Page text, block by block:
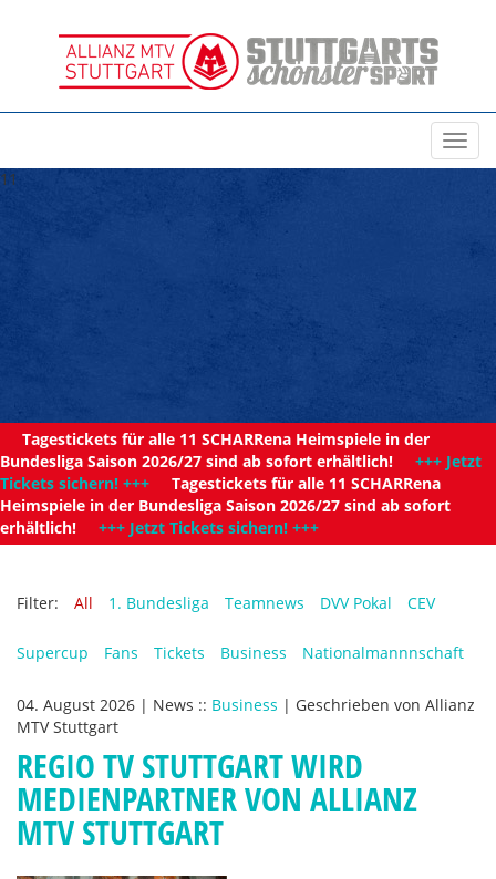
11
Tagestickets für alle 11 SCHARRena Heimspiele in der
Bundesliga Saison 2026/27 sind ab sofort erhältlich! +++ Jetzt
Tickets sichern! +++ Tagestickets für alle 11 SCHARRena
Heimspiele in der Bundesliga Saison 2026/27 sind ab sofort
erhältlich! +++ Jetzt Tickets sichern! +++
Filter: All 1. Bundesliga Teamnews DVV Pokal CEV
Supercup Fans Tickets Business Nationalmannnschaft
04. August 2026 | News :: Business | Geschrieben von Allianz
MTV Stuttgart
REGIO TV STUTTGART WIRD
MEDIENPARTNER VON ALLIANZ
MTV STUTTGART